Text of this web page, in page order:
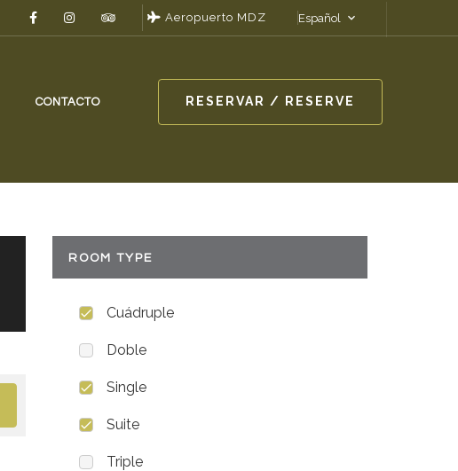
Aeropuerto MDZ Español
CONTACTO RESERVAR / RESERVE
ROOM TYPE
Cuádruple
Doble
Single
Suite
Triple